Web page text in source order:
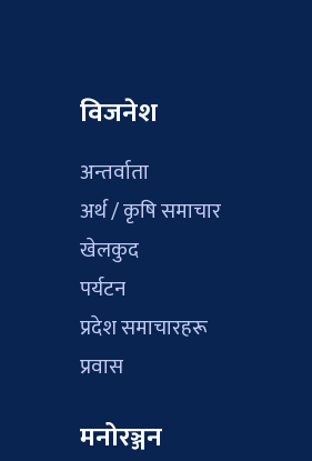
विजनेश
अन्तर्वाता
अर्थ / कृषि समाचार
खेलकुद
पर्यटन
प्रदेश समाचारहरू
प्रवास
मनोरञ्जन